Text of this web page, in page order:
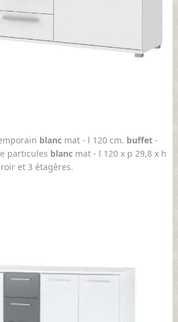
blancmat - l 120 cm. buffet-
particules blancmat - l 120 x p 29,8 x h
et 3 étagères.